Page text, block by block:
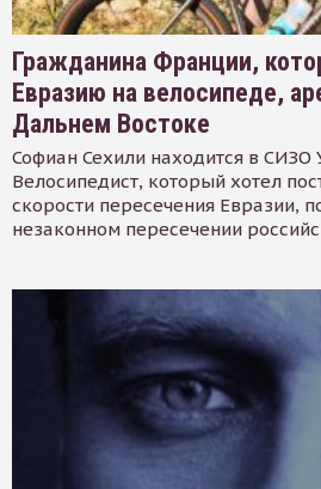
Гражданина Франции,
Евразию на велосипеде,
Дальнем Востоке
Софиан Сехили находится в СИЗО
Велосипедист, который хотел
скорости пересечения Евразии,
незаконном пересечении